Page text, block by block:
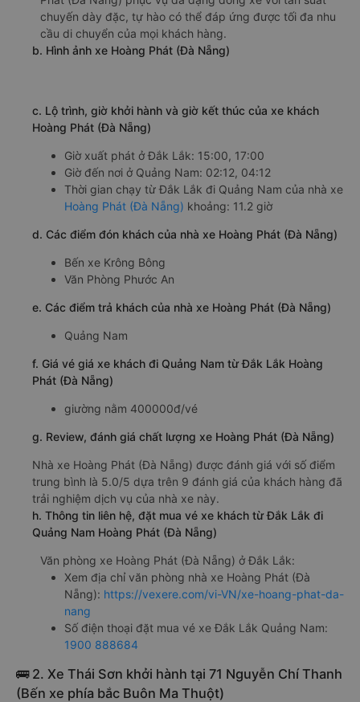
chuyến dày đặc, tự hào có thể đáp ứng được tối đa nhu
cầu di chuyển của mọi khách hàng.
b. Hình ảnh xe Hoàng Phát (Đà Nẵng)
c. Lộ trình, giờ khởi hành và giờ kết thúc của xe khách
Hoàng Phát (Đà Nẵng)
Giờ xuất phát ở Đắk Lắk: 15:00, 17:00
Giờ đến nơi ở Quảng Nam: 02:12, 04:12
Thời gian chạy từ Đắk Lắk đi Quảng Nam của nhà xe
Hoàng Phát (Đà Nẵng) khoảng: 11.2 giờ
d. Các điểm đón khách của nhà xe Hoàng Phát (Đà Nẵng)
Bến xe Krông Bông
Văn Phòng Phước An
e. Các điểm trả khách của nhà xe Hoàng Phát (Đà Nẵng)
Quảng Nam
f. Giá vé giá xe khách đi Quảng Nam từ Đắk Lắk Hoàng
Phát (Đà Nẵng)
giường nằm 400000đ/vé
g. Review, đánh giá chất lượng xe Hoàng Phát (Đà Nẵng)
Nhà xe Hoàng Phát (Đà Nẵng) được đánh giá với số điểm
trung bình là 5.0/5 dựa trên 9 đánh giá của khách hàng đã
trải nghiệm dịch vụ của nhà xe này.
h. Thông tin liên hệ, đặt mua vé xe khách từ Đắk Lắk đi
Quảng Nam Hoàng Phát (Đà Nẵng)
Văn phòng xe Hoàng Phát (Đà Nẵng) ở Đắk Lắk:
Xem địa chỉ văn phòng nhà xe Hoàng Phát (Đà
Nẵng): https://vexere.com/vi-VN/xe-hoang-phat-da-
nang
Số điện thoại đặt mua vé xe Đắk Lắk Quảng Nam:
1900 888684
🚌 2. Xe Thái Sơn khởi hành tại 71 Nguyễn Chí Thanh
(Bến xe phía bắc Buôn Ma Thuột)